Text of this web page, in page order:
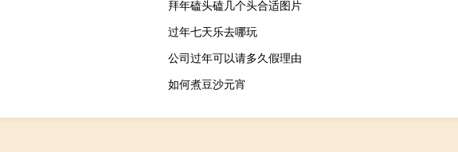
拜年磕头磕几个头合适图片
过年七天乐去哪玩
公司过年可以请多久假理由
如何煮豆沙元宵